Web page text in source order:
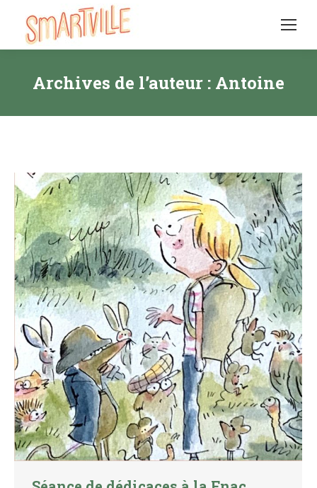
Archives de l’auteur : Antoine